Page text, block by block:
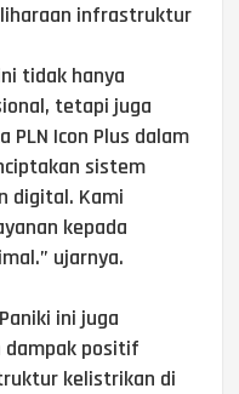
infrastruktur
tidak hanya
tetapi juga
Icon Plus dalam
sistem
digital. Kami
kepada
ujarnya.
ini juga
dampak positif
kelistrikan di